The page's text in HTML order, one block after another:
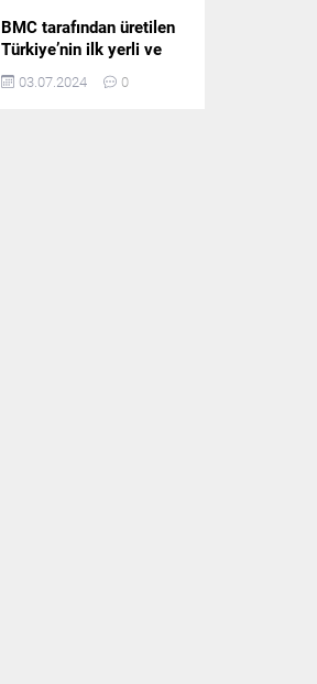
BMC tarafından üretilen
Türkiye’nin ilk yerli ve
milli apron otobüsü
Neoport’a yurt dışından
03.07.2024 0